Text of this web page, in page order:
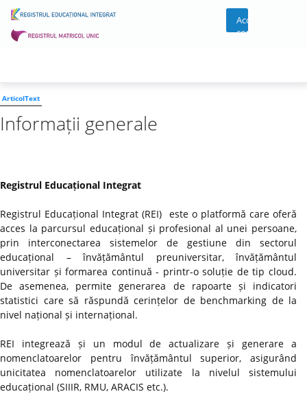
Acces
cont
ArticolText
Informații generale
Registrul Educațional Integrat
Registrul Educațional Integrat (REI) este o platformă care oferă
acces la parcursul educațional și profesional al unei persoane,
prin interconectarea sistemelor de gestiune din sectorul
educațional – învățământul preuniversitar, învățământul
universitar și formarea continuă - printr-o soluție de tip cloud.
De asemenea, permite generarea de rapoarte și indicatori
statistici care să răspundă cerințelor de benchmarking de la
nivel național și internațional.
REI integrează și un modul de actualizare și generare a
nomenclatoarelor pentru învățământul superior, asigurând
unicitatea nomenclatoarelor utilizate la nivelul sistemului
educațional (SIIIR, RMU, ARACIS etc.).